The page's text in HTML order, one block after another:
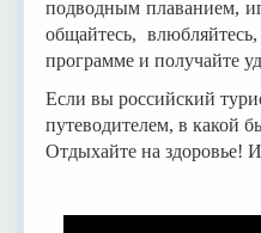
подводным плаванием,
общайтесь,
программе и получайте
Если вы российский
путеводителем, в какой
Отдыхайте на здоровье!